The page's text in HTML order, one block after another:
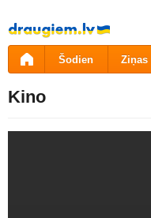
Pāriet
uz
saturu
Šodien Ziņas
Kino